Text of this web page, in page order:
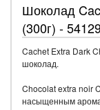
Шоколад
(300г) -
Cachet Extra Dark
шоколад.
Chocolat extra noir
насыщенным